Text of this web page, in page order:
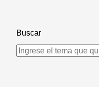
Buscar